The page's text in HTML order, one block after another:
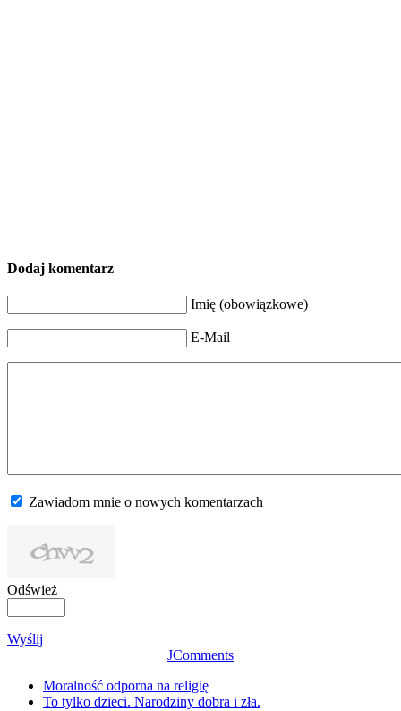
Dodaj komentarz
Imię (obowiązkowe)
E-Mail
Zawiadom mnie o nowych komentarzach
Odśwież
Wyślij
JComments
Moralność odporna na religię
To tylko dzieci. Narodziny dobra i zła.